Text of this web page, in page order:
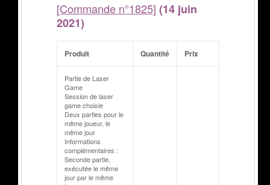
[Commande n°1825] (14 juin
2021)
Produit Quantité Prix
Partie de Laser
Game
Session de laser
game choisie
Deux parties pour le
même joueur, le
même jour
Informations
complémentaires :
Seconde partie,
exécutée le même
jour par le même